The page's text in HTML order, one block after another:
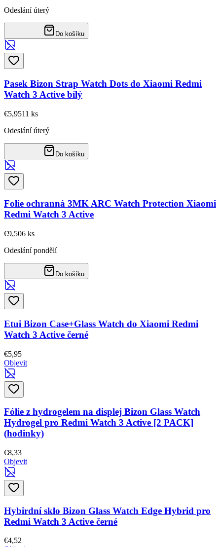
Odeslání úterý
Do košíku
Pasek Bizon Strap Watch Dots do Xiaomi Redmi
Watch 3 Active bílý
€5,9511 ks
Odeslání úterý
Do košíku
Folie ochranná 3MK ARC Watch Protection Xiaomi
Redmi Watch 3 Active
€9,506 ks
Odeslání pondělí
Do košíku
Etui Bizon Case+Glass Watch do Xiaomi Redmi
Watch 3 Active černé
€5,95
Objevit
Fólie z hydrogelem na displej Bizon Glass Watch
Hydrogel pro Redmi Watch 3 Active [2 PACK]
(hodinky)
€8,33
Objevit
Hybirdní sklo Bizon Glass Watch Edge Hybrid pro
Redmi Watch 3 Active černé
€4,52